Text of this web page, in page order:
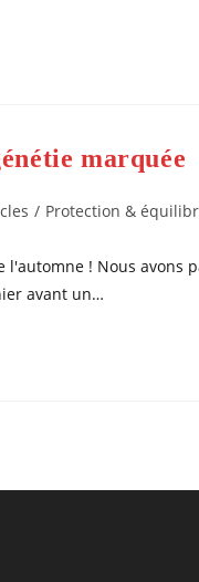
marquée
/ Protection &
l'automne ! Nous
avant un…